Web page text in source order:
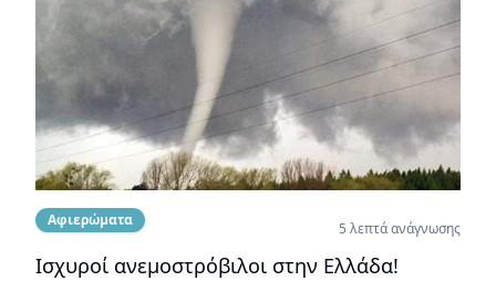
Αφιερώματα 5 λεπτά ανάγνωσης
Ισχυροί ανεμοστρόβιλοι στην Ελλάδα!